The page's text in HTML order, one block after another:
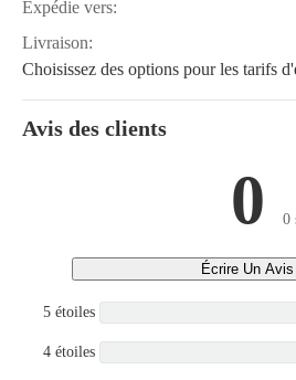
Expédie vers:
Livraison:
Choisissez des options pour les tarifs
Avis des clients
0 0
Écrire Un Avis
5 étoiles
4 étoiles